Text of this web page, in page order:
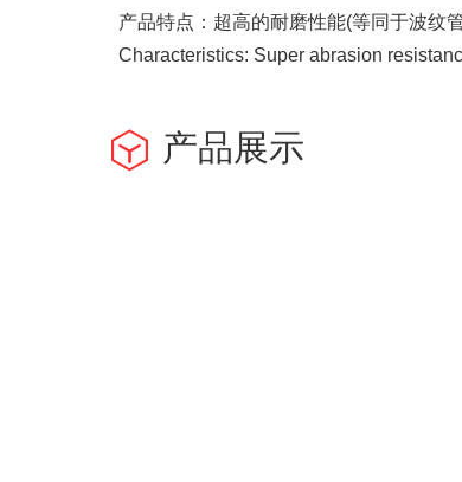
产品特点：超高的耐磨性能(等同于波纹
Characteristics: Super abrasion
 产品展示